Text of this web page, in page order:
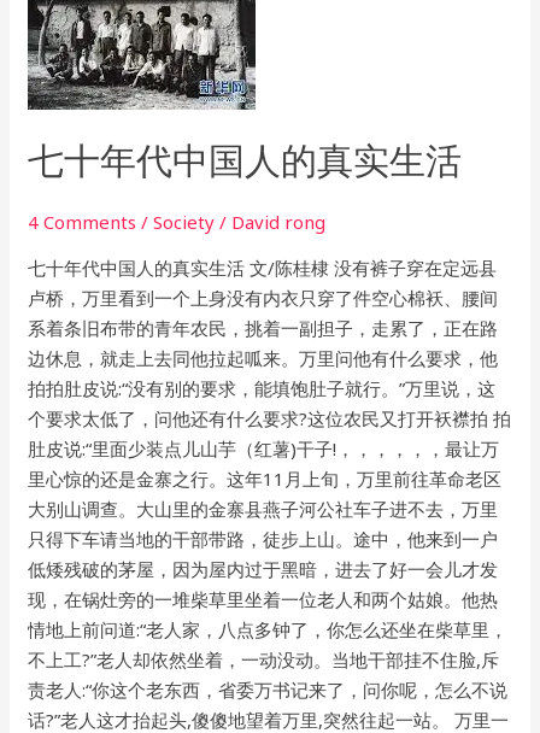
七十年代中国人的真实生活
4 Comments /Society / David rong
七十年代中国人的真实生活 文/陈桂棣 没有裤子穿在定远县
卢桥，万里看到一个上身没有内衣只穿了件空心棉袄、腰间
系着条旧布带的青年农民，挑着一副担子，走累了，正在路
边休息，就走上去同他拉起呱来。万里问他有什么要求，他
拍拍肚皮说:“没有别的要求，能填饱肚子就行。”万里说，这
个要求太低了，问他还有什么要求?这位农民又打开袄襟拍 拍
肚皮说:“里面少装点儿山芋（红薯)干子!，，，，，，最让万
里心惊的还是金寨之行。这年11月上旬，万里前往革命老区
大别山调查。大山里的金寨县燕子河公社车子进不去，万里
只得下车请当地的干部带路，徒步上山。途中，他来到一户
低矮残破的茅屋，因为屋内过于黑暗，进去了好一会儿才发
现，在锅灶旁的一堆柴草里坐着一位老人和两个姑娘。他热
情地上前问道:“老人家，八点多钟了，你怎么还坐在柴草里，
不上工?”老人却依然坐着，一动没动。当地干部挂不住脸,斥
责老人:“你这个老东西，省委万书记来了，问你呢，怎么不说
话?”老人这才抬起头,傻傻地望着万里,突然往起一站。 万里一
的
真
实
生